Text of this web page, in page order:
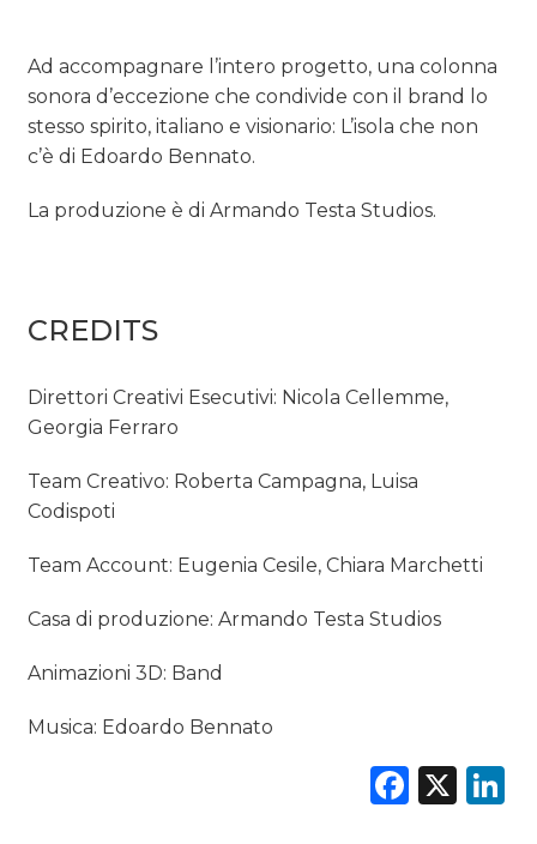
Ad accompagnare l’intero progetto, una colonna
sonora d’eccezione che condivide con il brand lo
stesso spirito, italiano e visionario: L’isola che non
c’è di Edoardo Bennato.
La produzione è di Armando Testa Studios.
CREDITS
Direttori Creativi Esecutivi: Nicola Cellemme,
Georgia Ferraro
Team Creativo: Roberta Campagna, Luisa
Codispoti
Team Account: Eugenia Cesile, Chiara Marchetti
Casa di produzione: Armando Testa Studios
Animazioni 3D: Band
Musica: Edoardo Bennato
X